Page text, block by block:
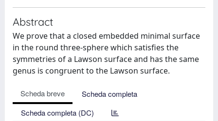
Abstract
We prove that a closed embedded minimal surface
in the round three-sphere which satisfies the
symmetries of a Lawson surface and has the same
genus is congruent to the Lawson surface.
Scheda breve
Scheda completa
Scheda completa (DC)